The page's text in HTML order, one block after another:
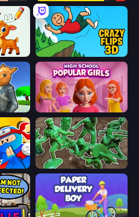
Draw Missing Part | DOP Puzzle Crazy Flips 3D
Soldiers - Capture and Control!